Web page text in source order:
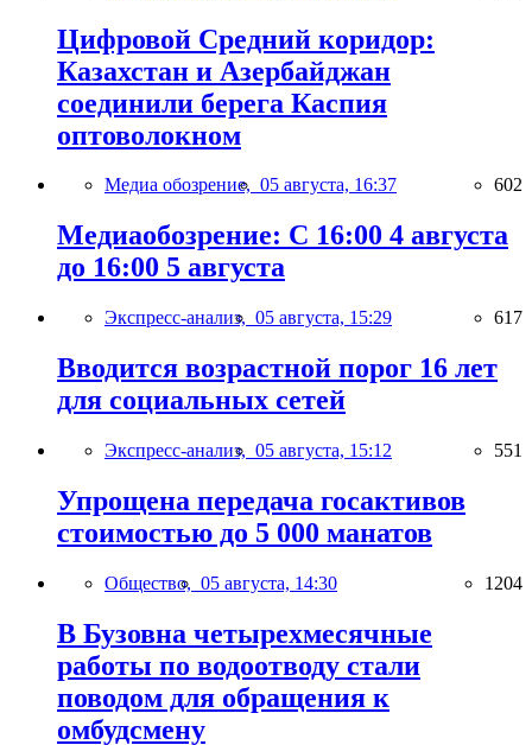
Цифровой Средний коридор:
Казахстан и Азербайджан
соединили берега Каспия
оптоволокном
Медиа обозрение, 05 августа, 16:37 602
Медиаобозрение: С 16:00 4 августа
до 16:00 5 августа
Экспресс-анализ, 05 августа, 15:29 617
Вводится возрастной порог 16 лет
для социальных сетей
Экспресс-анализ, 05 августа, 15:12 551
Упрощена передача госактивов
стоимостью до 5 000 манатов
Общество, 05 августа, 14:30 1204
В Бузовна четырехмесячные
работы по водоотводу стали
поводом для обращения к
омбудсмену